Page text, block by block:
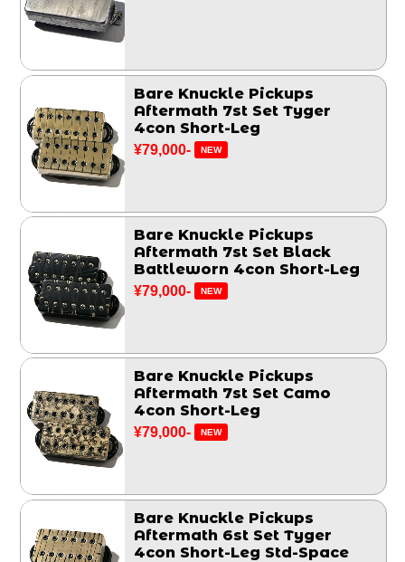
Bare Knuckle Pickups
Aftermath 7st Set Tyger
4con Short-Leg
¥79,000- NEW
Bare Knuckle Pickups
Aftermath 7st Set Black
Battleworn 4con Short-Leg
¥79,000- NEW
Bare Knuckle Pickups
Aftermath 7st Set Camo
4con Short-Leg
¥79,000- NEW
Bare Knuckle Pickups
Aftermath 6st Set Tyger
4con Short-Leg Std-Space